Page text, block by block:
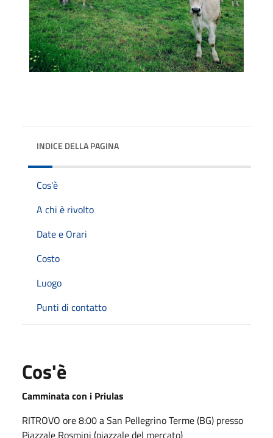
INDICE DELLA PAGINA
Cos'è
A chi è rivolto
Date e Orari
Costo
Luogo
Punti di contatto
Cos'è
Camminata con i Priulas
RITROVO ore 8:00 a San Pellegrino Terme (BG) presso
Piazzale Rosmini (piazzale del mercato)